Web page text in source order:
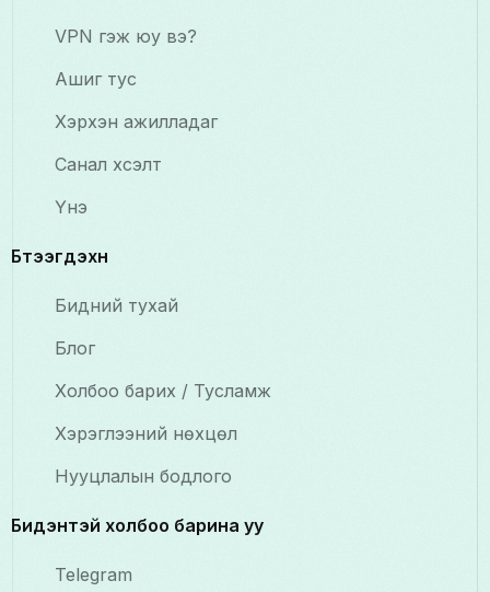
VPN гэж юу вэ?
Ашиг тус
Хэрхэн ажилладаг
Санал хүсэлт
Үнэ
Бүтээгдэхүүн
Бидний тухай
Блог
Холбоо барих / Тусламж
Хэрэглээний нөхцөл
Нууцлалын бодлого
Бидэнтэй холбоо барина уу
Telegram